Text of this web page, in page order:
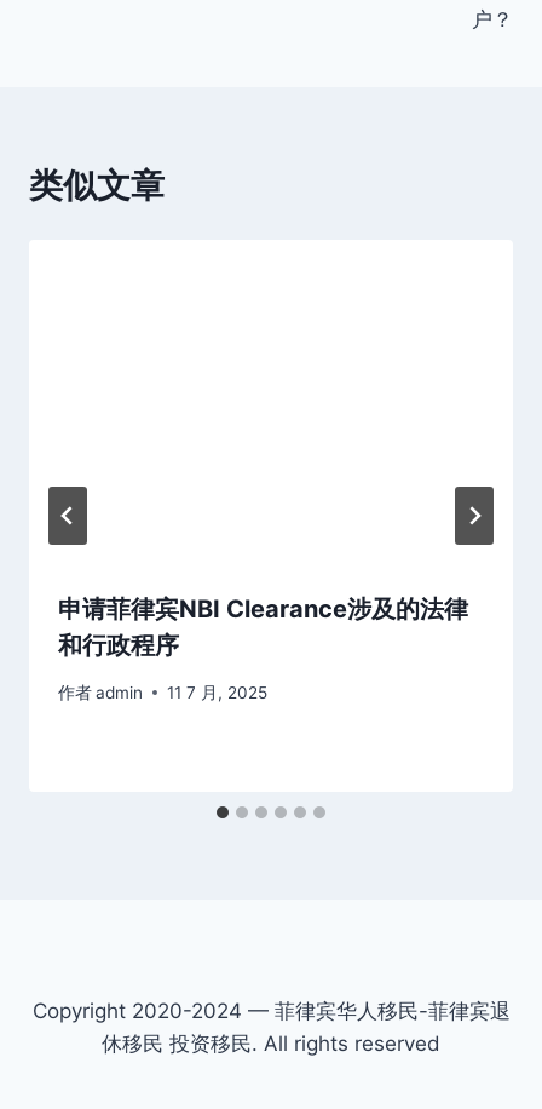
户？
类似文章
申请菲律宾NBI Clearance涉及的法律
和行政程序
作者admin 11 7 月, 2025
Copyright 2020-2024 — 菲律宾华人移民-菲律宾退
休移民 投资移民. All rights reserved